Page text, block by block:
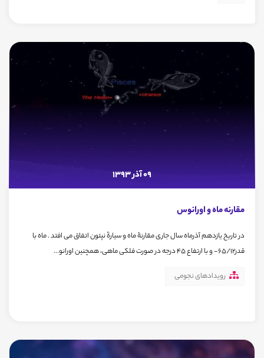
09 آذر 1393
مقارنه ماه و اورانوس
در تاریخ یازدهم آذرماه سال جاری مقارنۀ ماه و سیارۀ نپتون اتفاق می افتد . ماه با
قدر65/12- و با ارتفاع 45 درجه در صورت فلکی ماهی، همچنین اورانو...
رویدادهای نجومی